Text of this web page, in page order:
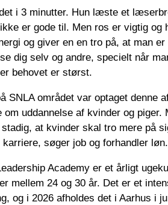
i 3 minutter. Hun læste et
er gode til. Men ros er vigtig
og giver en en tro på, at man
dig selv og andre, specielt når
behovet er størst.
SNLA området var optaget denne
om uddannelse af kvinder og piger.
at kvinder skal tro mere på
søger job og forhandler løn.
Academy er et årligt
mellem 24 og 30 år. Det er et
og i 2026 afholdes det i Aarhus i